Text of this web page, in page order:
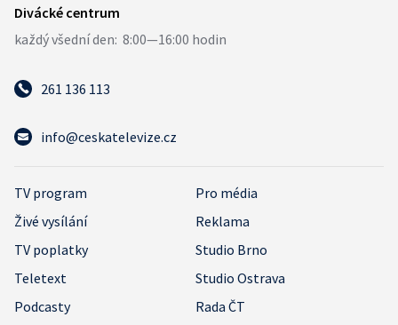
261 136 113
info@ceskatelevize.cz
TV program
Pro média
Živé vysílání
Reklama
TV poplatky
Studio Brno
Teletext
Studio Ostrava
Podcasty
Rada ČT